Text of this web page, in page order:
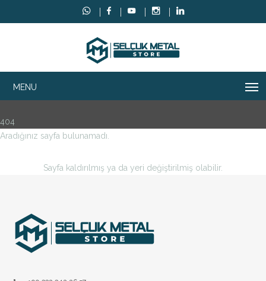
404
Aradığınız sayfa bulunamadı.
Sayfa kaldırılmış ya da yeri değiştirilmiş olabilir.